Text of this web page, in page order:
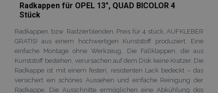
Radkappen für OPEL 13", QUAD BICOLOR 4
Stück
Radkappen, bzw. Radzierblenden, Preis für 4 stück, AUFKLEBER
GRATIS! aus einem hochwertigen Kunststoff produziert. Eine
einfache Montage ohne Werkzeug. Die Fallklappen, die aus
Kunststoff bestehen, verursachen auf dem Disk keine Kratzer. Die
Radkappe ist mit einem festen, resistenten Lack bedeckt – das
versichert ein schönes Aussehen und einfache Reinigung der
Radkappe. Die Ausschnitte ermöglichen eine Abkühlung des